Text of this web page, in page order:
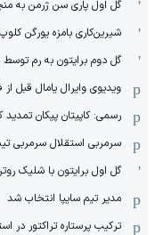
گل اول پاری سن ژرمن به
شیرین‌کاری بامزه یورگن
گل دوم برایتون به رم توسط
ویدیوی وایرال یامال قبل
رسمی: کاپیتان پیکان تمدید
سرمربی استقلال سرمربی
گل اول برایتون با شلیک
مدیر تیم سایپا انتخاب شد
ترکیب پرستاره تراکتور در